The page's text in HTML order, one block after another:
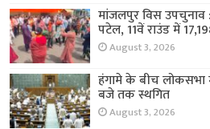
मांजलपुर विस उपचुनाव
पटेल, 11वें राउंड में
August 3, 2026
हंगामे के बीच लोकसभा
बजे तक स्थगित
August 3, 2026